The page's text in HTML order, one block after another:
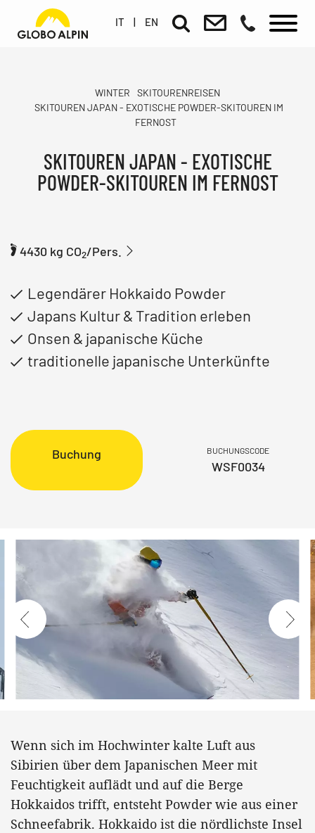
IT | EN
WINTER
SKITOURENREISEN
SKITOUREN JAPAN - EXOTISCHE POWDER-SKITOUREN IM
FERNOST
SKITOUREN JAPAN - EXOTISCHE
POWDER-SKITOUREN IM FERNOST
4430 kg CO2/Pers.
Legendärer Hokkaido Powder
Japans Kultur & Tradition erleben
Onsen & japanische Küche
traditionelle japanische Unterkünfte
Buchung BUCHUNGSCODE
WSF0034
Wenn sich im Hochwinter kalte Luft aus
Sibirien über dem Japanischen Meer mit
Feuchtigkeit auflädt und auf die Berge
Hokkaidos trifft, entsteht Powder wie aus einer
Schneefabrik. Hokkaido ist die nördlichste Insel